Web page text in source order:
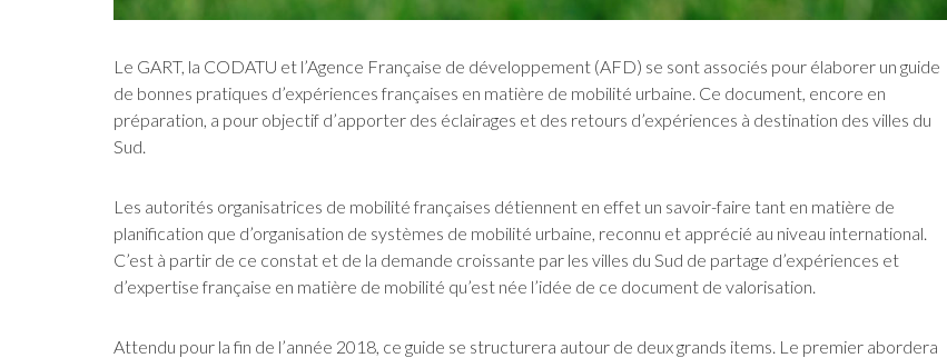
Le GART, la CODATU et l’Agence Française de développement (AFD) se sont associés pour élaborer un guide
de bonnes pratiques d’expériences françaises en matière de mobilité urbaine. Ce document, encore en
préparation, a pour objectif d’apporter des éclairages et des retours d’expériences à destination des villes du
Sud.
Les autorités organisatrices de mobilité françaises détiennent en effet un savoir-faire tant en matière de
planification que d’organisation de systèmes de mobilité urbaine, reconnu et apprécié au niveau international.
C’est à partir de ce constat et de la demande croissante par les villes du Sud de partage d’expériences et
d’expertise française en matière de mobilité qu’est née l’idée de ce document de valorisation.
Attendu pour la fin de l’année 2018, ce guide se structurera autour de deux grands items. Le premier abordera